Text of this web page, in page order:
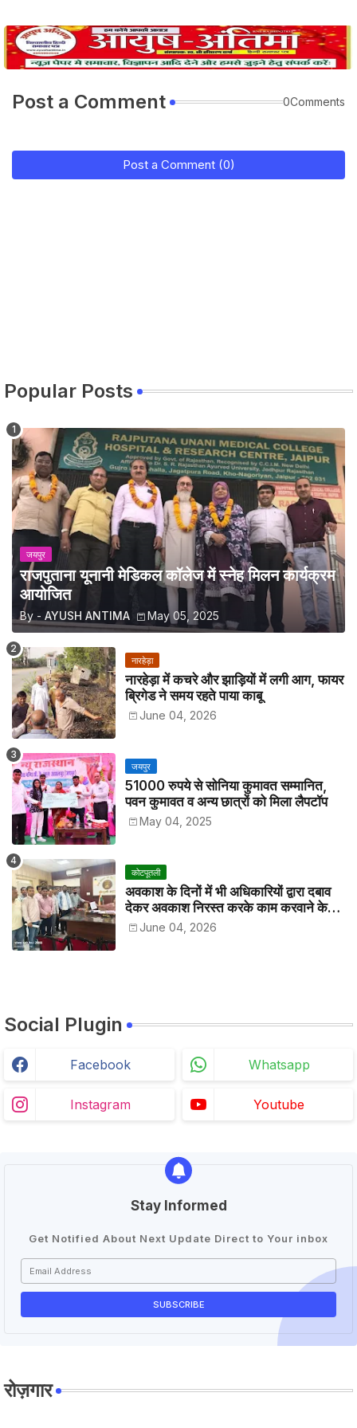
Post a Comment 0Comments
Post a Comment (0)
Popular Posts
जयपुर
राजपुताना यूनानी मेडिकल कॉलेज में स्नेह मिलन कार्यक्रम
आयोजित
By - AYUSH ANTIMA May 05, 2025
नारहेड़ा
नारहेड़ा में कचरे और झाड़ियों में लगी आग, फायर
ब्रिगेड ने समय रहते पाया काबू
June 04, 2026
जयपुर
51000 रुपये से सोनिया कुमावत सम्मानित,
पवन कुमावत व अन्य छात्रों को मिला लैपटॉप
May 04, 2025
कोटपूतली
अवकाश के दिनों में भी अधिकारियों द्वारा दबाव
देकर अवकाश निरस्त करके काम करवाने के
विरोध में कर्मचारियों ने जिला कलेक्टर को सीएस
के नाम दिया ज्ञापन
June 04, 2026
Social Plugin
Facebook Whatsapp
Instagram Youtube
Stay Informed
Get Notified About Next Update Direct to Your inbox
रोज़गार